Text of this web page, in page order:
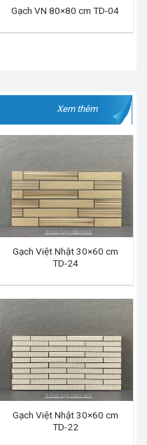
Gạch VN 80×80 cm TD-04
Xem thêm
Gạch Việt Nhật 30×60 cm
TD-24
Gạch Việt Nhật 30×60 cm
TD-22